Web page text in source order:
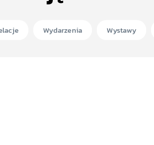
Wydarzenia Wystawy